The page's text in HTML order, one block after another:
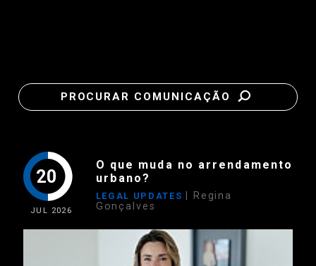
PROCURAR COMUNICAÇÃO
20
JUL 2026
O que muda no arrendamento
urbano?
LEGAL UPDATES
| Regina
Gonçalves